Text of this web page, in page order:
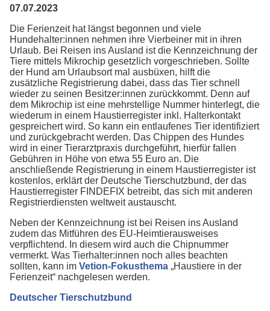
07.07.2023
Die Ferienzeit hat längst begonnen und viele
Hundehalter:innen nehmen ihre Vierbeiner mit in ihren
Urlaub. Bei Reisen ins Ausland ist die Kennzeichnung der
Tiere mittels Mikrochip gesetzlich vorgeschrieben. Sollte
der Hund am Urlaubsort mal ausbüxen, hilft die
zusätzliche Registrierung dabei, dass das Tier schnell
wieder zu seinen Besitzer:innen zurückkommt. Denn auf
dem Mikrochip ist eine mehrstellige Nummer hinterlegt, die
wiederum in einem Haustierregister inkl. Halterkontakt
gespreichert wird. So kann ein entlaufenes Tier identifiziert
und zurückgebracht werden. Das Chippen des Hundes
wird in einer Tierarztpraxis durchgeführt, hierfür fallen
Gebühren in Höhe von etwa 55 Euro an. Die
anschließende Registrierung in einem Haustierregister ist
kostenlos, erklärt der Deutsche Tierschutzbund, der das
Haustierregister FINDEFIX betreibt, das sich mit anderen
Registrierdiensten weltweit austauscht.
Neben der Kennzeichnung ist bei Reisen ins Ausland
zudem das Mitführen des EU-Heimtierausweises
verpflichtend. In diesem wird auch die Chipnummer
vermerkt. Was Tierhalter:innen noch alles beachten
sollten, kann im Vetion-Fokusthema „Haustiere in der
Ferienzeit“ nachgelesen werden.
Deutscher Tierschutzbund